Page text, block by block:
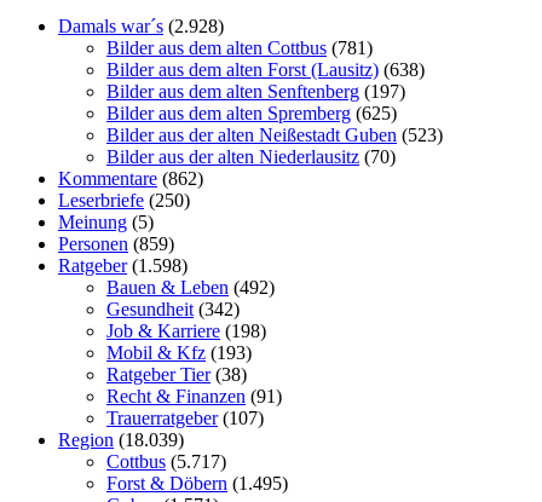
Damals war´s (2.928)
Bilder aus dem alten Cottbus (781)
Bilder aus dem alten Forst (Lausitz) (638)
Bilder aus dem alten Senftenberg (197)
Bilder aus dem alten Spremberg (625)
Bilder aus der alten Neißestadt Guben (523)
Bilder aus der alten Niederlausitz (70)
Kommentare (862)
Leserbriefe (250)
Meinung (5)
Personen (859)
Ratgeber(1.598)
Bauen & Leben (492)
Gesundheit (342)
Job & Karriere (198)
Mobil & Kfz (193)
Ratgeber Tier(38)
Recht & Finanzen (91)
Trauerratgeber(107)
Region (18.039)
Cottbus (5.717)
Forst & Döbern (1.495)